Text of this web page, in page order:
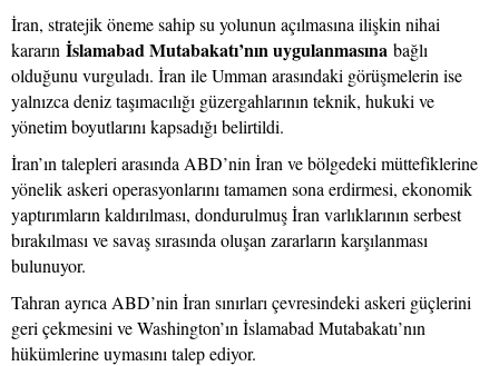
İran, stratejik öneme sahip su yolunun açılmasına ilişkin nihai
kararın İslamabad Mutabakatı’nın uygulanmasına bağlı
olduğunu vurguladı. İran ile Umman arasındaki görüşmelerin ise
yalnızca deniz taşımacılığı güzergahlarının teknik, hukuki ve
yönetim boyutlarını kapsadığı belirtildi.
İran’ın talepleri arasında ABD’nin İran ve bölgedeki müttefiklerine
yönelik askeri operasyonlarını tamamen sona erdirmesi, ekonomik
yaptırımların kaldırılması, dondurulmuş İran varlıklarının serbest
bırakılması ve savaş sırasında oluşan zararların karşılanması
bulunuyor.
Tahran ayrıca ABD’nin İran sınırları çevresindeki askeri güçlerini
geri çekmesini ve Washington’ın İslamabad Mutabakatı’nın
hükümlerine uymasını talep ediyor.